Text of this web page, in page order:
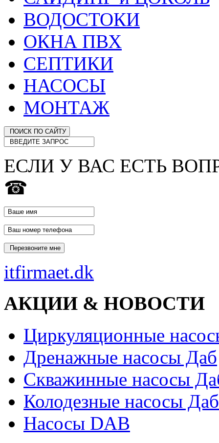
ВОДОСТОКИ
ОКНА ПВХ
СЕПТИКИ
НАСОСЫ
МОНТАЖ
ЕСЛИ У ВАС ЕСТЬ
☎
itfirmaet.dk
АКЦИИ & НОВОСТИ
Циркуляционные
Дренажные насосы Даб
Скважинные насосы
Колодезные насосы Даб
Насосы DAB